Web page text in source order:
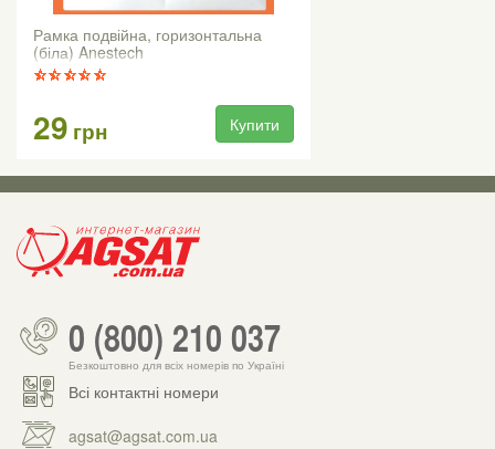
Рамка подвійна, горизонтальна
(біла) Anestech
29 грн Купити
0 (800) 210 037
Безкоштовно для всіх номерів по Україні
Всі контактні номери
agsat@agsat.com.ua